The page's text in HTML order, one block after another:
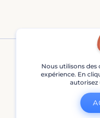
Nous utilisons
expérience. En
autorisez